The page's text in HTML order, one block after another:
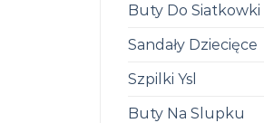
Buty Do Siatkowki
Sandały Dziecięce
Szpilki Ysl
Buty Na Slupku